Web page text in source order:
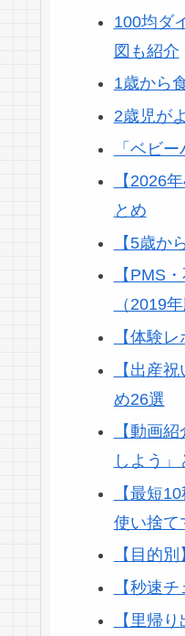
100均ダ
図も紹介
1歳から
2歳児が
「ベビ
【2026
とめ
【5歳か
【PMS
（2019年
【体験
【出産
め26選
【動画
しよう
【最短
使い捨て
【目的
【秒速
【里帰